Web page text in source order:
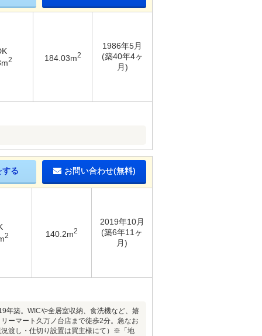
2 184.03m2
1986年5月
(築40年4ヶ
月)
する お問い合わせ(無料)
2 140.2m2
2019年10月
(築6年11ヶ
月)
年築。WICや全居室収納、食洗機など、嬉
ーマート久万ノ台店まで徒歩2分。急なお
渡し・仕切り設置は買主様にて）※「地